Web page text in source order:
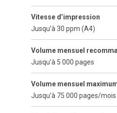
Vitesse d’impression
Jusqu’à 30 ppm (A4)
Volume mensuel
Jusqu’à 5 000 pages
Volume mensuel
Jusqu’à 75 000 pages/mois